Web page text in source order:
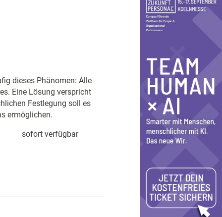
dieses Phänomen: Alle
Eine Lösung verspricht
Festlegung soll es
ermöglichen.
sofort verfügbar